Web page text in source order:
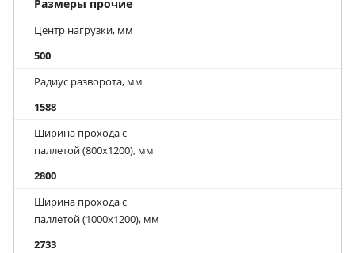
Размеры прочие
Центр нагрузки, мм
500
Радиус разворота, мм
1588
Ширина прохода с
паллетой (800х1200), мм
2800
Ширина прохода с
паллетой (1000х1200), мм
2733